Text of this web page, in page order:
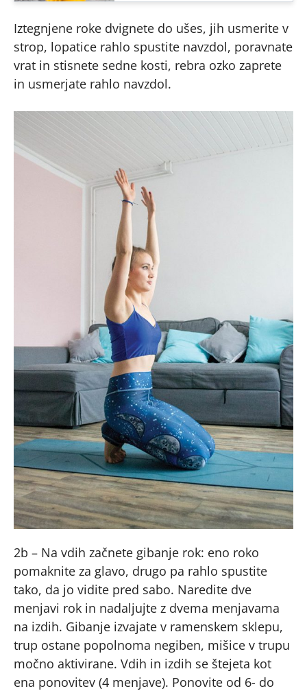
Iztegnjene roke dvignete do ušes, jih usmerite v
strop, lopatice rahlo spustite navzdol, poravnate
vrat in stisnete sedne kosti, rebra ozko zaprete
in usmerjate rahlo navzdol.
2b – Na vdih začnete gibanje rok: eno roko
pomaknite za glavo, drugo pa rahlo spustite
tako, da jo vidite pred sabo. Naredite dve
menjavi rok in nadaljujte z dvema menjavama
na izdih. Gibanje izvajate v ramenskem sklepu,
trup ostane popolnoma negiben, mišice v trupu
močno aktivirane. Vdih in izdih se štejeta kot
ena ponovitev (4 menjave). Ponovite od 6- do